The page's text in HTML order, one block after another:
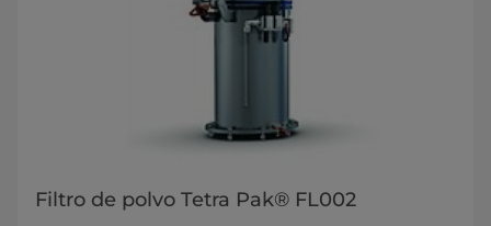
Filtro de polvo Tetra Pak® FL002